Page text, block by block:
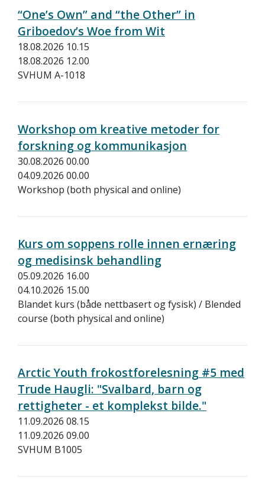
“One’s Own” and “the Other” in
Griboedov’s Woe from Wit
18.08.2026 10.15
18.08.2026 12.00
SVHUM A-1018
Workshop om kreative metoder for
forskning og kommunikasjon
30.08.2026 00.00
04.09.2026 00.00
Workshop (both physical and online)
Kurs om soppens rolle innen ernæring
og medisinsk behandling
05.09.2026 16.00
04.10.2026 15.00
Blandet kurs (både nettbasert og fysisk) / Blended
course (both physical and online)
Arctic Youth frokostforelesning #5 med
Trude Haugli: "Svalbard, barn og
rettigheter - et komplekst bilde."
11.09.2026 08.15
11.09.2026 09.00
SVHUM B1005